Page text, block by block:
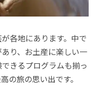
各地にあります。中で
り、お土産に楽しい一
きるプログラムも揃っ
の旅の思い出です。